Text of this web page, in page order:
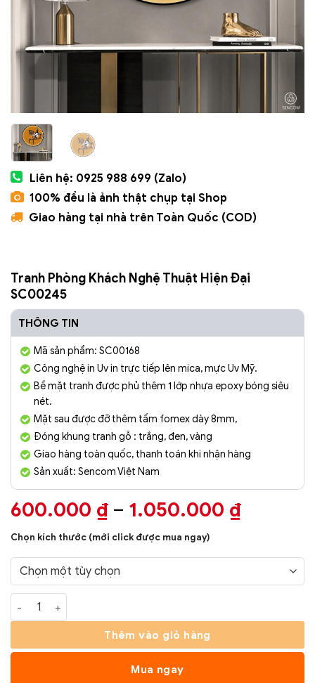
Liên hệ: 0925 988 699 (Zalo)
100% đều là ảnh thật chụp tại Shop
Giao hàng tại nhà trên Toàn Quốc (COD)
Tranh Phòng Khách Nghệ Thuật Hiện Đại
SC00245
THÔNG TIN
Mã sản phẩm: SC00168
Công nghệ in Uv in trực tiếp lên mica, mực Uv Mỹ.
Bề mặt tranh được phủ thêm 1 lớp nhựa epoxy bóng siêu
nét.
Mặt sau được đỡ thêm tấm fomex dày 8mm,
Đóng khung tranh gỗ : trắng, đen, vàng
Giao hàng toàn quốc, thanh toán khi nhận hàng
Sản xuất: Sencom Việt Nam
600.000 ₫ – 1.050.000 ₫Khoảng
đến
Chọn kích thước (mới click được mua ngay)
Tranh Phòng Khách Nghệ Thuật Hiện Đại SC00245 số lượng
Thêm vào giỏ hàng
Mua ngay